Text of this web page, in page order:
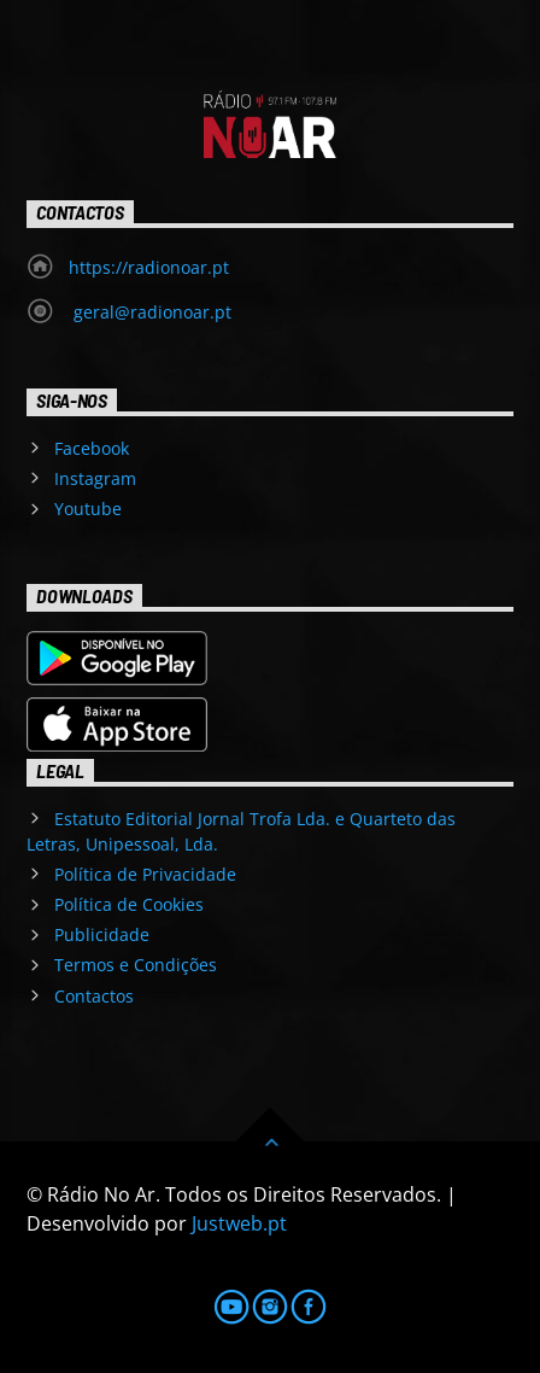
CONTACTOS
https://radionoar.pt
geral@radionoar.pt
SIGA-NOS
Facebook
Instagram
Youtube
DOWNLOADS
LEGAL
Estatuto Editorial Jornal Trofa Lda. e Quarteto das
Letras, Unipessoal, Lda.
Política de Privacidade
Política de Cookies
Publicidade
Termos e Condições
Contactos
© Rádio No Ar. Todos os Direitos Reservados. |
Desenvolvido por Justweb.pt